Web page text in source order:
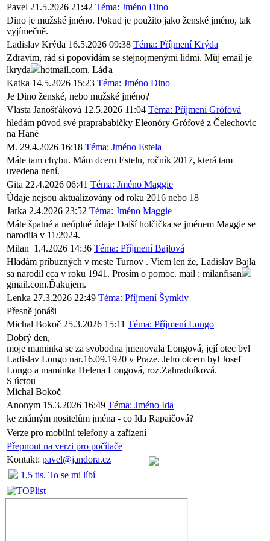
Pavel 21.5.2026 21:42 Téma: Jméno Dino
Dino je mužské jméno. Pokud je použito jako ženské jméno, tak
vyjímečně.
Ladislav Krýda 16.5.2026 09:38 Téma: Příjmení Krýda
Zdravím, rád si popovídám se stejnojmenými lidmi. Můj email je
lkryda
hotmail.com. Láďa
Katka 14.5.2026 15:23 Téma: Jméno Dino
Je Dino ženské, nebo mužské jméno?
Vlasta Janošťáková 12.5.2026 11:04 Téma: Příjmení Grófová
hledám původ své praprababičky Eleonóry Grófové z Čelechovic
na Hané
M. 29.4.2026 16:18 Téma: Jméno Estela
Máte tam chybu. Mám dceru Estelu, ročník 2017, která tam
uvedena není.
Gita 22.4.2026 06:41 Téma: Jméno Maggie
Údaje nejsou aktualizovány od roku 2016 nebo 18
Jarka 2.4.2026 23:52 Téma: Jméno Maggie
Máte špatné a neúplné údaje Další holčička se jménem Maggie se
narodila v 11/2024.
Milan 1.4.2026 14:36 Téma: Příjmení Bajlová
Hladám príbuzných v meste Turnov . Viem len že, Ladislav Bajla
sa narodil cca v roku 1941. Prosím o pomoc. mail : milanfisan
gmail.com.Ďakujem.
Lenka 27.3.2026 22:49 Téma: Příjmení Šymkiv
Přesně jonáši
Michal Bokoč 25.3.2026 15:11 Téma: Příjmení Longo
Dobrý den,
moje maminka se za svobodna jmenovala Longová, její otec byl
Ladislav Longo nar.16.09.1920 v Praze. Jeho otcem byl Josef
Longo a maminka Helena Longová, roz.Zahradníková.
S úctou
Michal Bokoč
Anonym 15.3.2026 16:49 Téma: Jméno Ida
ke známým nositelům jména - co Ida Rapaičová?
Verze pro mobilní telefony a zařízení
Přepnout na verzi pro počítače
Kontakt: pavel@jandora.cz
1,5 tis. To se mi líbí